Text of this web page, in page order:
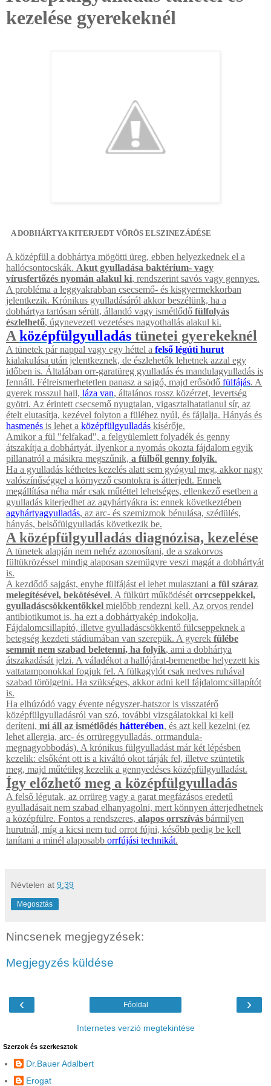
kezelése gyerekeknél
A DOBHÁRTYA KITERJEDT VÖRÖS ELSZINEZÁDÉSE
A középfül a dobhártya mögötti üreg, ebben helyezkednek el a
hallócsontocskák. Akut gyulladása baktérium- vagy
vírusfertőzés nyomán alakul ki, rendszerint savós vagy gennyes.
A probléma a leggyakrabban csecsemő- és kisgyermekkorban
jelentkezik. Krónikus gyulladásáról akkor beszélünk, ha a
dobhártya tartósan sérült, állandó vagy ismétlődő fülfolyás
észlelhető, úgynevezett vezetéses nagyothallás alakul ki.
A középfülgyulladás tünetei gyerekeknél
A tünetek pár nappal vagy egy héttel a felső légúti hurut
kialakulása után jelentkeznek, de észlehetők lehetnek azzal egy
időben is. Általában orr-garatüreg gyulladás és mandulagyulladás is
fennáll. Félreismerhetetlen panasz a sajgó, majd erősödő fülfájás. A
gyerek rosszul hall, láza van, általános rossz közérzet, levertség
gyötri. Az érintett csecsemő nyugtalan, vigasztalhatatlanul sír, az
ételt elutasítja, kezével folyton a füléhez nyúl, és fájlalja. Hányás és
hasmenés is lehet a középfülgyulladás kísérője.
Amikor a fül "felfakad", a felgyülemlett folyadék és genny
átszakítja a dobhártyát, ilyenkor a nyomás okozta fájdalom egyik
pillanatról a másikra megszűnik, a fülből genny folyik.
Ha a gyulladás kéthetes kezelés alatt sem gyógyul meg, akkor nagy
valószínűséggel a környező csontokra is átterjedt. Ennek
megállítása néha már csak műtéttel lehetséges, ellenkező esetben a
gyulladás kiterjedhet az agyhártyákra is: ennek következtében
agyhártyagyulladás, az arc- és szemizmok bénulása, szédülés,
hányás, belsőfülgyulladás következik be.
A középfülgyulladás diagnózisa, kezelése
A tünetek alapján nem nehéz azonosítani, de a szakorvos
fültükrözéssel mindig alaposan szemügyre veszi magát a dobhártyát
is.
A kezdődő sajgást, enyhe fülfájást el lehet mulasztani a fül száraz
melegítésével, bekötésével. A fülkürt működését orrcseppekkel,
gyulladáscsökkentőkkel mielőbb rendezni kell. Az orvos rendel
antibiotikumot is, ha ezt a dobhártyakép indokolja.
Fájdalomcsillapító, illetve gyulladáscsökkentő fülcseppeknek a
betegség kezdeti stádiumában van szerepük. A gyerek fülébe
semmit nem szabad beletenni, ha folyik, ami a dobhártya
átszakadását jelzi. A váladékot a hallójárat-bemenetbe helyezett kis
vattatamponokkal fogjuk fel. A fülkagylót csak nedves ruhával
szabad törölgetni. Ha szükséges, akkor adni kell fájdalomcsillapítót
is.
Ha elhúzódó vagy évente négyszer-hatszor is visszatérő
középfülgyulladásról van szó, további vizsgálatokkal ki kell
deríteni, mi áll az ismétlődés hátterében, és azt kell kezelni (ez
lehet allergia, arc- és orrüreggyulladás, orrmandula-
megnagyobbodás). A krónikus fülgyulladást már két lépésben
kezelik: elsőként ott is a kiváltó okot tárják fel, illetve szüntetik
meg, majd műtétileg kezelik a gennyedéses középfülgyulladást.
Így előzhető meg a középfülgyulladás
A felső légutak, az orrüreg vagy a garat megfázásos eredetű
gyulladásait nem szabad elhanyagolni, mert könnyen átterjedhetnek
a középfülre. Fontos a rendszeres, alapos orrszívás bármilyen
hurutnál, míg a kicsi nem tud orrot fújni, később pedig be kell
tanítani a minél alaposabb orrfújási technikát.
Névtelen at 9:39
Megosztás
Nincsenek megjegyzések:
Megjegyzés küldése
‹ ›
Főoldal
Internetes verzió megtekintése
Szerzok és szerkesztok
Dr.Bauer Adalbert
Erogat